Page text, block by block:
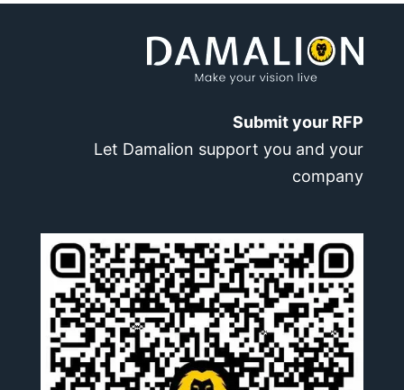
Submit your RFP
Let Damalion support you and your
company